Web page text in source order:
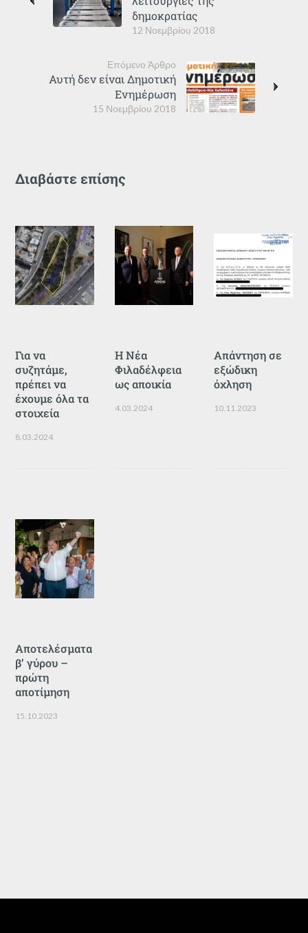
12 Νοεμβρίου 2018
δημοκρατίας
Επόμενο Άρθρο
15 Νοεμβρίου 2018
Αυτή δεν είναι Δημοτική
Ενημέρωση
Διαβάστε επίσης
Για να
συζητάμε,
πρέπει να
έχουμε όλα τα
στοιχεία
8.03.2024
Η Νέα
Φιλαδέλφεια
ως αποικία
4.03.2024
Απάντηση σε
εξώδικη
όχληση
10.11.2023
Αποτελέσματα
β’ γύρου –
πρώτη
αποτίμηση
15.10.2023